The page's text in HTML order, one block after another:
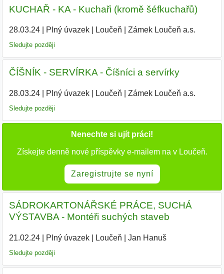
KUCHAŘ - KA - Kuchaři (kromě šéfkuchařů)
28.03.24| Plný úvazek| Loučeň Zámek Loučeň a.s.
Sledujte později
ČÍŠNÍK - SERVÍRKA - Číšníci a servírky
28.03.24| Plný úvazek| Loučeň Zámek Loučeň a.s.
Sledujte později
Nenechte si ujít práci!
Získejte denně nové příspěvky e-mailem na v Loučeň.
Zaregistrujte se nyní
SÁDROKARTONÁŘSKÉ PRÁCE, SUCHÁ
VÝSTAVBA - Montéři suchých staveb
21.02.24| Plný úvazek| Loučeň Jan Hanuš|
Sledujte později